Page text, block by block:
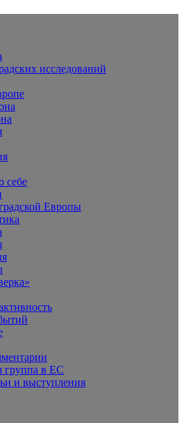
Европа
исследований
себе
Европы
группа в ЕС
и выступления